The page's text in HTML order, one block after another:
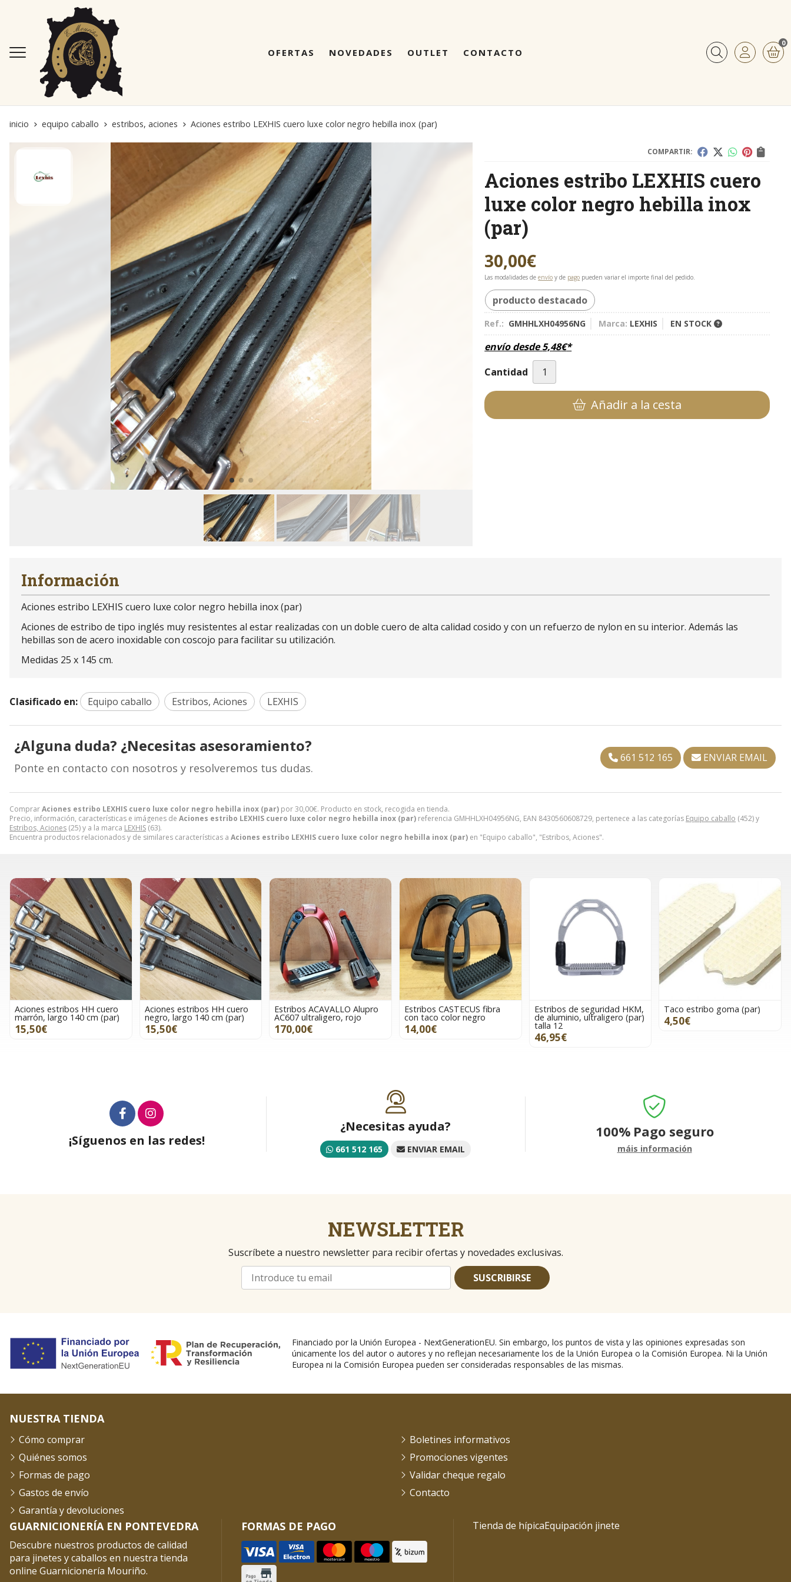
OFERTAS NOVEDADES OUTLET CONTACTO Buscar
0
inicio equipo caballo estribos, aciones Aciones estribo LEXHIS cuero luxe color negro hebilla inox (par)
COMPARTIR:
Aciones estribo LEXHIS cuero
luxe color negro hebilla inox
(par)
30,00€
Las modalidades deenvío y de pago pueden variar el importe final del pedido.
producto destacado
Ref.: GMHHLXH04956NG Marca: LEXHIS EN STOCK
envío desde5,48€*
Cantidad
Añadir a la cesta
ComprarAciones estribo LEXHIS cuero luxe color negro hebilla inox (par) por30,00€. Producto en stock, recogida en tienda.
Precio, información, características e imágenes de Aciones estribo LEXHIS cuero luxe color negro hebilla inox (par) referencia GMHHLXH04956NG, EAN 8430560608729, pertenece a las categorías Equipo caballo (452) y
Estribos, Aciones (25) y a la marca LEXHIS (63).
Encuentra productos relacionados y de similares características a Aciones estribo LEXHIS cuero luxe color negro hebilla inox (par) en "Equipo caballo", "Estribos, Aciones".
Información
Aciones estribo LEXHIS cuero luxe color negro hebilla inox (par)
Aciones de estribo de tipo inglés muy resistentes al estar realizadas con un doble cuero de alta calidad cosido y con un refuerzo de nylon en su interior. Además las
hebillas son de acero inoxidable con coscojo para facilitar su utilización.
Medidas 25 x 145 cm.
Clasificado en: Equipo caballo Estribos, Aciones LEXHIS
¿Alguna duda? ¿Necesitas asesoramiento?
Ponte en contacto con nosotros y resolveremos tus dudas.
661 512 165 ENVIAR EMAIL
Aciones estribos HH cuero
marrón, largo 140 cm (par)
15,50€
Aciones estribos HH cuero
negro, largo 140 cm (par)
15,50€
Estribos ACAVALLO Alupro
AC607 ultraligero, rojo
170,00€
Estribos CASTECUS fibra
con taco color negro
14,00€
Estribos de seguridad HKM,
de aluminio, ultraligero (par)
talla 12
46,95€
Taco estribo goma (par)
4,50€
¡Síguenos en las redes!
¿Necesitas ayuda?
661 512 165 ENVIAR EMAIL
100% Pago seguro
máis información
NEWSLETTER
Suscríbete a nuestro newsletter para recibir ofertas y novedades exclusivas.
SUSCRIBIRSE
Financiado por la Unión Europea - NextGenerationEU. Sin embargo, los puntos de vista y las opiniones expresadas son
únicamente los del autor o autores y no reflejan necesariamente los de la Unión Europea o la Comisión Europea. Ni la Unión
Europea ni la Comisión Europea pueden ser consideradas responsables de las mismas.
GUARNICIONERÍA EN PONTEVEDRA
Descubre nuestros productos de calidad
para jinetes y caballos en nuestra tienda
online Guarnicionería Mouriño.
FORMAS DE PAGO
NUESTRA TIENDA
Cómo comprar
Quiénes somos
Formas de pago
Gastos de envío
Garantía y devoluciones
Boletines informativos
Promociones vigentes
Validar cheque regalo
Contacto
Tienda de hípicaEquipación jinete